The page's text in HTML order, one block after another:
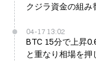
クジラ資金の組
04-17 13:02
BTC 15分で上昇
と重なり相場を押